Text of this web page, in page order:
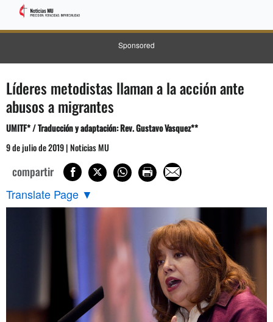
Sponsored
Líderes metodistas llaman a la acción ante
abusos a migrantes
UMITF* / Traducción y adaptación: Rev. Gustavo Vasquez**
9 de julio de 2019 | Noticias MU
compartir
Translate Page ▼